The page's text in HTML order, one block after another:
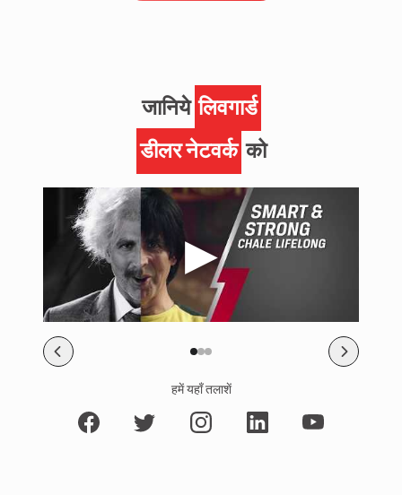
जानियेलिवगार्ड
डीलर नेटवर्क को
हमें यहाँ तलाशें